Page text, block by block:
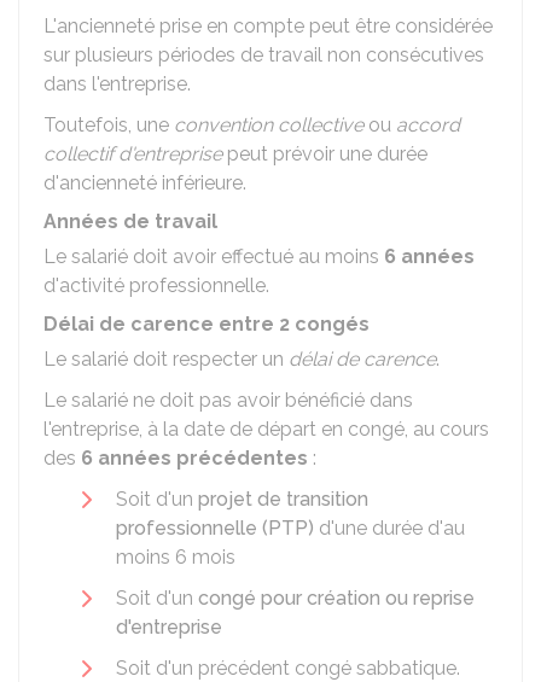
L'ancienneté prise en compte peut être considérée
sur plusieurs périodes de travail non consécutives
dans l'entreprise.
Toutefois, une convention collectiveou accord
collectif d'entreprisepeut prévoir une durée
d'ancienneté inférieure.
Années de travail
Le salarié doit avoir effectué au moins 6 années
d'activité professionnelle.
Délai de carence entre 2 congés
Le salarié doit respecter un délai de carence.
Le salarié ne doit pas avoir bénéficié dans
l'entreprise, à la date de départ en congé, au cours
des 6 années précédentes :
Soit d'un projet de transition
professionnelle (PTP) d'une durée d'au
moins 6 mois
Soit d'un congé pour création ou reprise
d'entreprise
Soit d'un précédent congé sabbatique.